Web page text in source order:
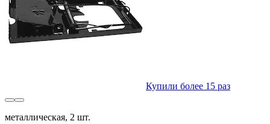
Купили более 15 раз
металлическая, 2 шт.